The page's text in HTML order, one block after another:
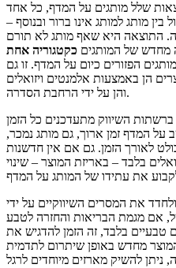
שלל מותגים על המדף, כל אחד
מותג למותג אינו ברור ובנוסף –
התוצאה היא שאף מותג לא תורם
מחדש של המותגים כקטגוריה אחת
הפזורים כיום על המדף. זו גם
הן באמצעות אלמנטים ויזואלים
והן על ידי הרחבת הסדרה.
השיווק מתעדכנים כל הזמן
על המדף זמן ארוך, גם מותג נמכר,
לאורך הזמן. גם אם אין חדשנות
בלבד – באריזת המוצר – שינוי
ולחדד את המסרים השיווקיים על ידי
אם מגמת הבריאות והחזרה לטבע
טבעיים בלבד, זה הזמן להדגיש את
מחדש באופן שיתרום לתדמית
ניתן להשיק מארזים מיוחדים לרגל